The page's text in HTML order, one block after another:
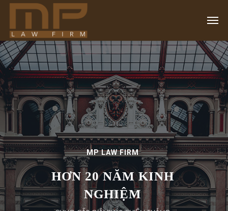
MP LAW FIRM
HƠN 20 NĂM KINH
NGHIỆM